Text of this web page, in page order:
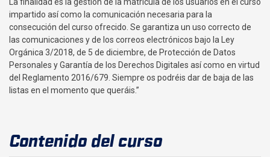
impartido así como la comunicación necesaria para la
consecución del curso ofrecido. Se garantiza un uso correcto de
las comunicaciones y de los correos electrónicos bajo la Ley
Orgánica 3/2018, de 5 de diciembre, de Protección de Datos
Personales y Garantía de los Derechos Digitales así como en virtud
del Reglamento 2016/679. Siempre os podréis dar de baja de las
listas en el momento que queráis.”
Contenido del curso